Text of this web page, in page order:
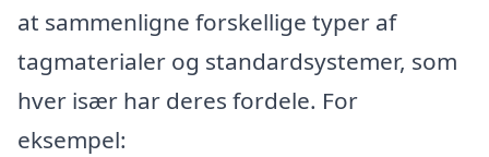
at sammenligne forskellige typer af
tagmaterialer og standardsystemer, som
hver især har deres fordele. For
eksempel: